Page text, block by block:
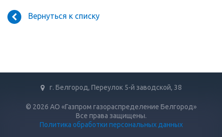
Вернуться к списку
г. Белгород, Переулок 5-й заводской, 38
© 2026 АО «Газпром газораспределение Белгород»
Все права защищены.
Политика обработки персональных данных